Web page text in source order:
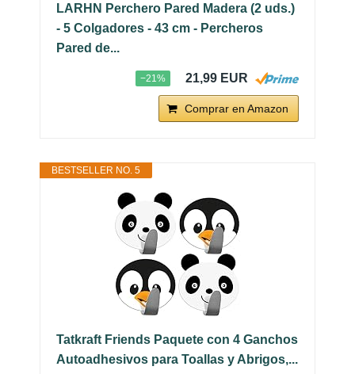
LARHN Perchero Pared Madera (2 uds.)
- 5 Colgadores - 43 cm - Percheros
Pared de...
−21% 21,99 EUR
Comprar en Amazon
BESTSELLER NO. 5
Tatkraft Friends Paquete con 4 Ganchos
Autoadhesivos para Toallas y Abrigos,...